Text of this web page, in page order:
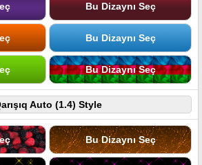
Bu Dizaynı Seç
Bu Dizaynı Seç
Bu Dizaynı Seç
Auto (1.4) Style
Bu Dizaynı Seç